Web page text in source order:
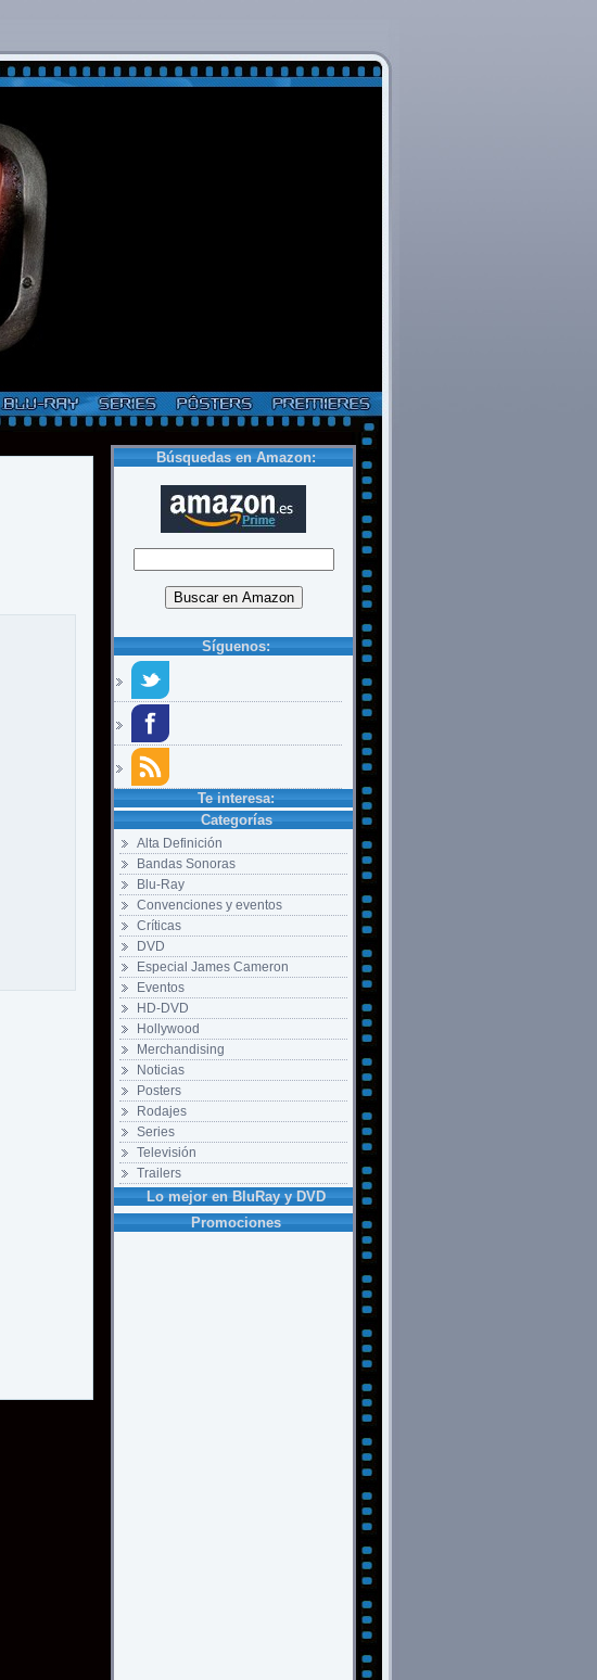
Búsquedas en Amazon:
Síguenos:
Te interesa:
Categorías
Alta Definición
Bandas Sonoras
Blu-Ray
Convenciones y eventos
Críticas
DVD
Especial James Cameron
Eventos
HD-DVD
Hollywood
Merchandising
Noticias
Posters
Rodajes
Series
Televisión
Trailers
Lo mejor en BluRay y DVD
Promociones